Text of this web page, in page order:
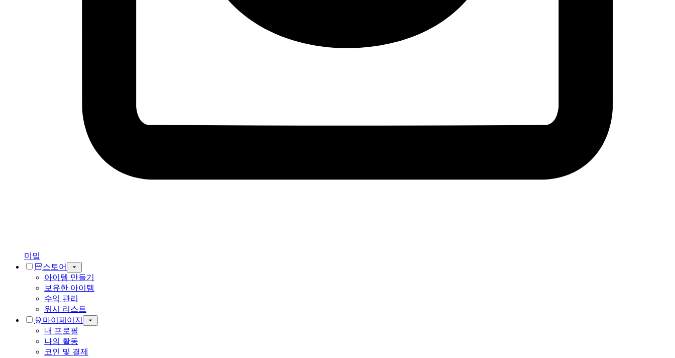
미밐
스토어
아이템 만들기
보유한 아이템
수익 관리
위시 리스트
마이페이지
내 프로필
나의 활동
코인 및 결제